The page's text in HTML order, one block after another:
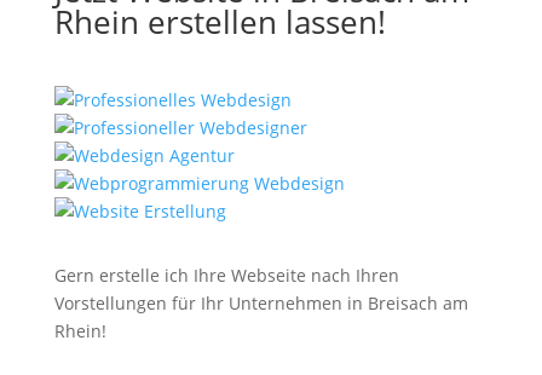
Rhein erstellen lassen!
Gern erstelle ich Ihre Webseite nach Ihren
Vorstellungen für Ihr Unternehmen in Breisach am
Rhein!